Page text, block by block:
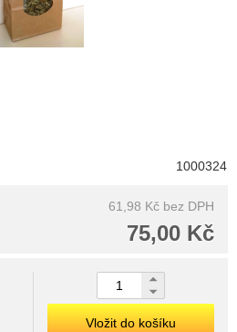
1000324
61,98 Kč bez DPH
75,00 Kč
Vložit do košíku